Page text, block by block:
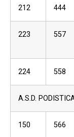
212 444
223 557
224 558
A.S.D.
150 566